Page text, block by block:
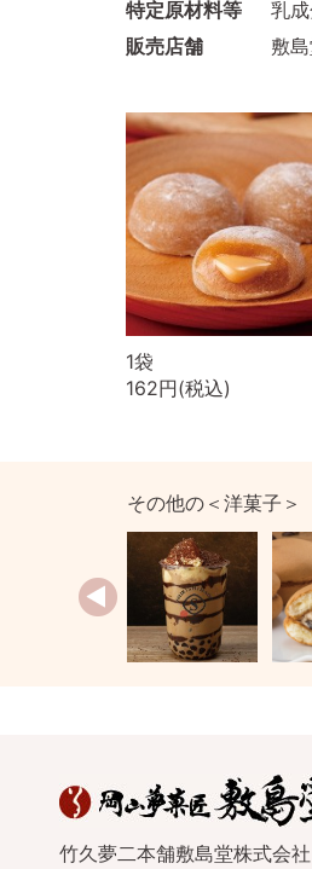
特定原材料等
乳
販売店舗
敷
1袋
162円(税込)
その他の＜洋菓子＞
竹久夢二本舗敷島堂株式会社